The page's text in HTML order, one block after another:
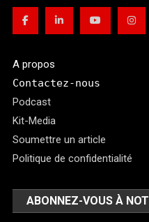
A propos
Contactez-nous
Podcast
Kit-Media
Soumettre un article
Politique de confidentialité
ABONNEZ-VOUS À